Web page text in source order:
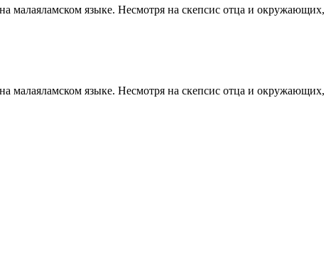
малаяламском языке. Несмотря на скепсис отца и окружающих,
малаяламском языке. Несмотря на скепсис отца и окружающих,